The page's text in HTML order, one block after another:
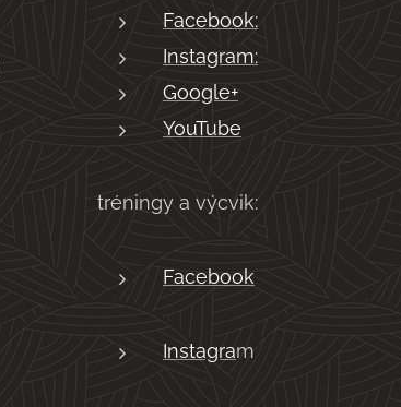
Facebook:
Instagram:
Google+
YouTube
tréningy a výcvik:
Facebook
Instagram